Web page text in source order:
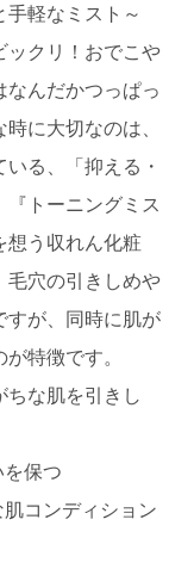
えたい・
スタでチェック
軽なミスト～
ックリ！おでこや
んだかつっぱっ
に大切なのは、
る、「抑える・
トーニングミス
想う収れん化粧
毛穴の引きしめや
すが、同時に肌が
特徴です。
ちな肌を引きし
保つ
コンディション